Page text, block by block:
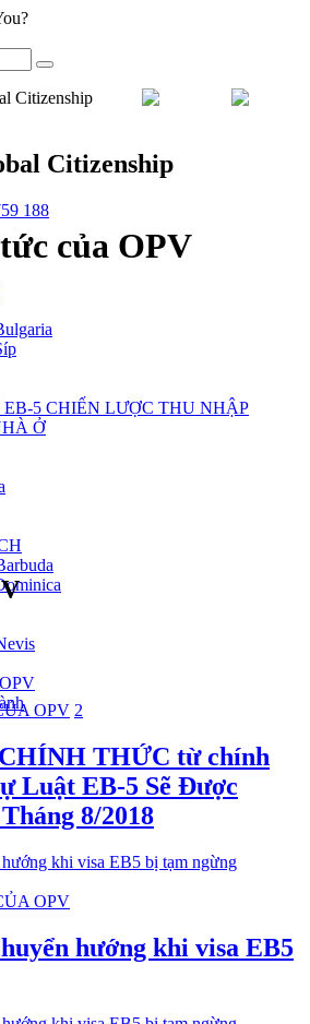
Citizenship
Citizenship
188
CHIẾN LƯỢC THU NHẬP
Ở
của OPV
OPV 2
THỨC từ chính
Luật EB-5 Sẽ Được
8/2018
OPV
hướng khi visa EB5